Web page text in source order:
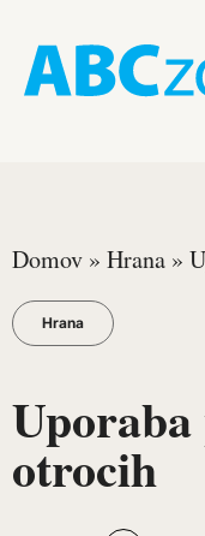
Domov » Hrana »
Hrana
otrocih